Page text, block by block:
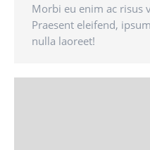
Morbi eu enim ac risus
Praesent eleifend,
nulla laoreet!